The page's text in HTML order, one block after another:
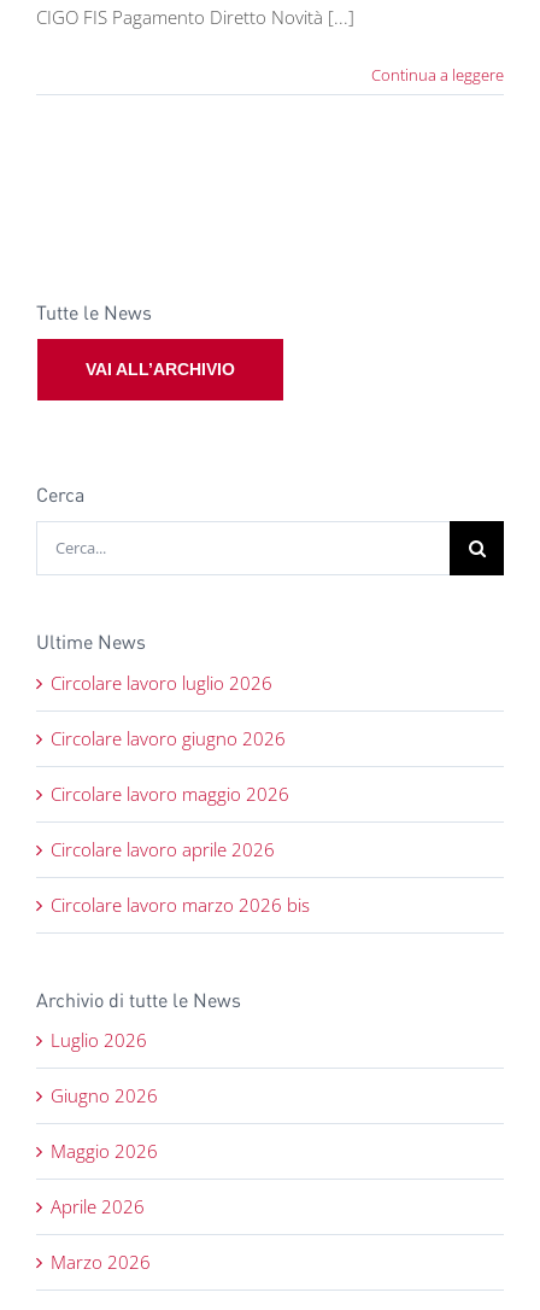
CIGO FIS Pagamento Diretto Novità [...]
Continua a leggere
Tutte le News
VAI ALL’ARCHIVIO
Cerca
Ultime News
Circolare lavoro luglio 2026
Circolare lavoro giugno 2026
Circolare lavoro maggio 2026
Circolare lavoro aprile 2026
Circolare lavoro marzo 2026 bis
Archivio di tutte le News
Luglio 2026
Giugno 2026
Maggio 2026
Aprile 2026
Marzo 2026